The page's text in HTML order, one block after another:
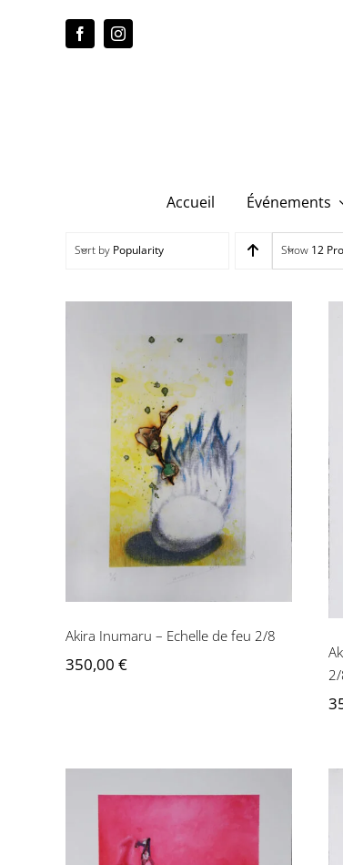
Accueil Événements
Sort by Popularity Show 12
Akira Inumaru – Echelle
de feu 2/8
Akira Inumaru – Echelle de feu 2/8
350,00 €